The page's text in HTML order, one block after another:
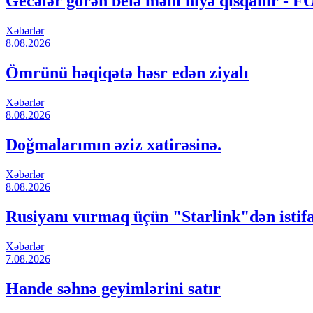
Xəbərlər
8.08.2026
Ömrünü həqiqətə həsr edən ziyalı
Xəbərlər
8.08.2026
Doğmalarımın əziz xatirəsinə.
Xəbərlər
8.08.2026
Rusiyanı vurmaq üçün "Starlink"dən
Xəbərlər
7.08.2026
Hande səhnə geyimlərini satır